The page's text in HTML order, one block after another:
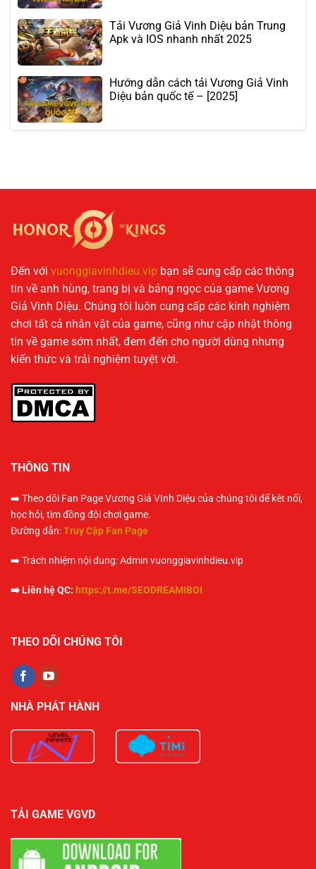
Tải Vương Giả Vinh Diệu bản Trung
Apk và IOS nhanh nhất 2025
Hướng dẫn cách tải Vương Giả Vinh
Diệu bản quốc tế – [2025]
Đến với vuonggiavinhdieu.vip bạn sẽ cung cấp các thông
tin về anh hùng, trang bị và bảng ngọc của game Vương
Giả Vinh Diệu. Chúng tôi luôn cung cấp các kinh nghiệm
chơi tất cả nhân vật của game, cũng như cập nhật thông
tin về game sớm nhất, đem đến cho người dùng nhưng
kiến thức và trải nghiệm tuyệt vời.
THÔNG TIN
➡️ Theo dõi Fan Page Vương Giả VInh Diệu của chúng tôi để kêt nối,
học hỏi, tìm đồng đội chơi game.
Đường dẫn:Truy Cập Fan Page
➡️ Trách nhiệm nội dung: Admin vuonggiavinhdieu.vip
➡️ Liên hệ QC: https://t.me/SEODREAMIBOI
THEO DÕI CHÚNG TÔI
NHÀ PHÁT HÀNH
TẢI GAME VGVD